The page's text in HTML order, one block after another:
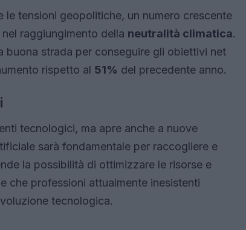
tensioni geopolitiche, un numero crescente
raggiungimento della neutralità climatica.
buona strada per conseguire gli obiettivi net
rispetto al 51% del precedente anno.
tecnologici, ma apre anche a nuove
sarà fondamentale per raccogliere e
la possibilità di ottimizzare le risorse e
che professioni attualmente inesistenti
tecnologica.